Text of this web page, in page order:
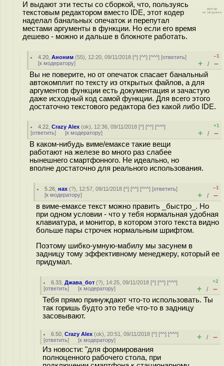
И выдают эти тесты со сборкой, что, пользуясь
текстовым редактором вместо IDE, этот кодер
наделал банальных опечаток и перепутал
местами аргументы в функции. Но если его время
дешево - можно и дальше в блокноте работать.
4.20 ,Аноним (55), 12:20, 09/11/2018 [^] [^^] [^^^] [ответить]
[к модератору]
–1
+ / –
Вы не поверите, но от опечаток спасает банальный
автокомплит по тексту из открытых файлов, а для
аргументов функции есть документация и зачастую
даже исходный код самой функции. Для всего этого
достаточно текстового редактора без какой либо IDE.
4.22 ,Crazy Alex (ok), 12:36, 09/11/2018 [^] [^^] [^^^]
[ответить] [к модератору]
+1
+ / –
В каком-нибудь виме/емаксе такие вещи
работают на железе во много раз слабее
нынешнего смартфонного. Не идеально, но
вполне достаточно для реального использования.
5.26 ,нах (?), 12:57, 09/11/2018 [^] [^^] [^^^] [ответить]
[к модератору]
–1
+ / –
в виме-емаксе текст можно править _быстро_. Но
при одном условии - что у тебя нормальная удобная
клавиатура, и монитор, в котором этого текста видно
больше пары строчек нормальным шрифтом.
Поэтому шибко-умную-мабилу мы засунем в
задницу тому эффективному менеджеру, который ее
придумал.
6.33 ,Джава_бот (?), 14:25, 09/11/2018 [^] [^^] [^^^]
[ответить] [к модератору]
+2
+ / –
Тебя прямо принуждают что-то использовать. Ты
так горишь будто это тебе что-то в задницу
засовывают.
6.50 ,Crazy Alex (ok), 20:51, 09/11/2018 [^] [^^] [^^^]
[ответить] [к модератору] + / –
Из новости: "для формирования
полноценного рабочего стола, при